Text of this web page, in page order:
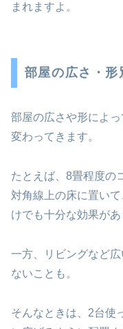
まれますよ。
部屋の広さ・形
部屋の広さや形によ
変わってきます。
たとえば、8畳程度の
対角線上の床に置い
けでも十分な効果があ
一方、リビングなど
ないことも。
そんなときは、2台使